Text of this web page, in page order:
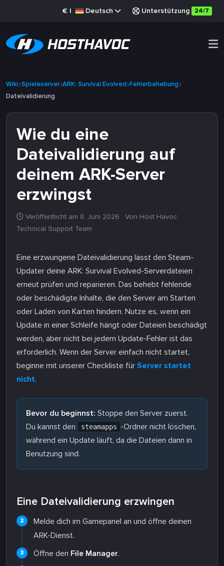
€ | Deutsch Unterstützung 24/7
Wiki Spieleserver ARK: Survival Evolved Fehlerbehebung
Dateivalidierung
Wie du eine
Dateivalidierung auf
deinem ARK-Server
erzwingst
Veröffentlicht am 8. Juni 2026 · Von Host Havoc
Technical Support Team
Eine erzwungene Dateivalidierung lässt den Steam-
Updater deine ARK: Survival Evolved-Serverdateien
erneut prüfen und reparieren. Das behebt fehlende
oder beschädigte Inhalte, die den Server am Starten
oder Laden von Karten hindern. Nutze es, wenn ein
Update in einer Schleife hängt oder Dateien beschädigt
werden, aber nicht bei jedem Update-Fehler ist das
erforderlich. Wenn der Server einfach nicht startet,
beginne mit unserer Checkliste für Server startet
nicht.
Bevor du beginnst: Stoppe den Server zuerst.
Du kannst den
steamapps -Ordner nicht löschen,
während ein Update läuft, da die Dateien dann in
Benutzung sind.
Eine Dateivalidierung erzwingen
Melde dich im Gamepanel an und öffne deinen
ARK-Dienst.
Öffne den File Manager.